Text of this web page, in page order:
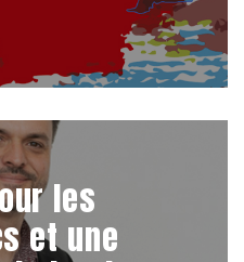
les
et une